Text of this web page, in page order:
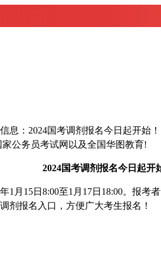
2024国考调剂报名今日起开始
公务员考试网以及全国华图教育!
2024国考调剂报名今日起开
15日8:00至1月17日18:00。报考
剂报名入口，方便广大考生报名！